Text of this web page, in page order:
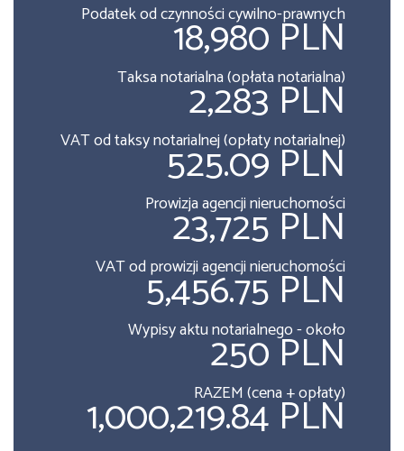
Podatek od czynności cywilno-prawnych
18,980 PLN
Taksa notarialna (opłata notarialna)
2,283 PLN
VAT od taksy notarialnej (opłaty notarialnej)
525.09 PLN
Prowizja agencji nieruchomości
23,725 PLN
VAT od prowizji agencji nieruchomości
5,456.75 PLN
Wypisy aktu notarialnego - około
250 PLN
RAZEM (cena + opłaty)
1,000,219.84 PLN